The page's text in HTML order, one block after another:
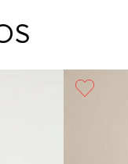
la recogida del